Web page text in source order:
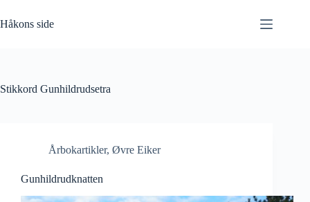
til
innholdet
Håkons side
Stikkord Gunhildrudsetra
Årbokartikler, Øvre Eiker
Gunhildrudknatten